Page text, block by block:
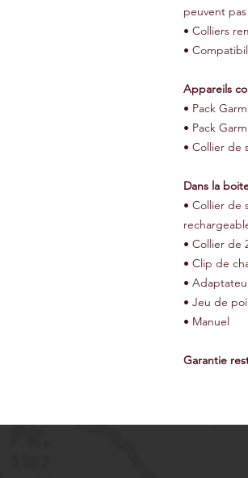
peuvent
• Colliers
•
Appareils
• Pack
• Pack
• Collier de
Dans la
• Collier de
• Collier de
• Clip de
•
• Jeu de
• Manuel
Garantie